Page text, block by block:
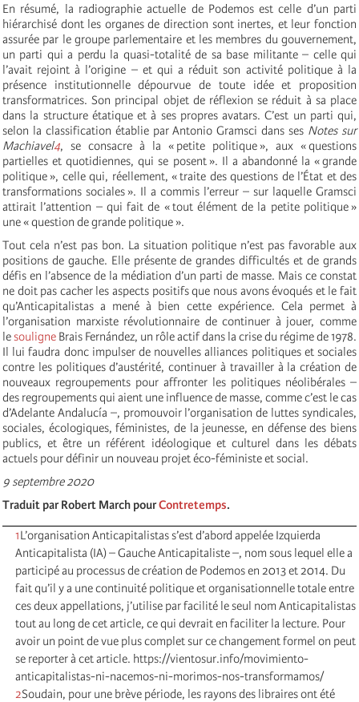
En résumé, la radiographie actuelle de Podemos est celle d’un parti
hiérarchisé dont les organes de direction sont inertes, et leur fonction
assurée par le groupe parlementaire et les membres du gouvernement,
un parti qui a perdu la quasi-totalité de sa base militante – celle qui
l’avait rejoint à l’origine – et qui a réduit son activité politique à la
présence institutionnelle dépourvue de toute idée et proposition
transformatrices. Son principal objet de réflexion se réduit à sa place
dans la structure étatique et à ses propres avatars. C’est un parti qui,
selon la classification établie par Antonio Gramsci dans ses Notes sur
Machiavel4, se consacre à la « petite politique », aux « questions
partielles et quotidiennes, qui se posent ». Il a abandonné la « grande
politique », celle qui, réellement, « traite des questions de l’État et des
transformations sociales ». Il a commis l’erreur – sur laquelle Gramsci
attirait l’attention – qui fait de « tout élément de la petite politique »
une « question de grande politique ».
Tout cela n’est pas bon. La situation politique n’est pas favorable aux
positions de gauche. Elle présente de grandes difficultés et de grands
défis en l’absence de la médiation d’un parti de masse. Mais ce constat
ne doit pas cacher les aspects positifs que nous avons évoqués et le fait
qu’Anticapitalistas a mené à bien cette expérience. Cela permet à
l’organisation marxiste révolutionnaire de continuer à jouer, comme
lesouligne Brais Fernández, un rôle actif dans la crise du régime de 1978.
Il lui faudra donc impulser de nouvelles alliances politiques et sociales
contre les politiques d’austérité, continuer à travailler à la création de
nouveaux regroupements pour affronter les politiques néolibérales –
des regroupements qui aient une influence de masse, comme c’est le cas
d’Adelante Andalucía –, promouvoir l’organisation de luttes syndicales,
sociales, écologiques, féministes, de la jeunesse, en défense des biens
publics, et être un référent idéologique et culturel dans les débats
actuels pour définir un nouveau projet éco-féministe et social.
9 septembre 2020
Traduit par Robert March pourContretemps.
1L’organisation Anticapitalistas s’est d’abord appelée Izquierda
Anticapitalista (IA) – Gauche Anticapitaliste –, nom sous lequel elle a
participé au processus de création de Podemos en 2013 et 2014. Du
fait qu’il y a une continuité politique et organisationnelle totale entre
ces deux appellations, j’utilise par facilité le seul nom Anticapitalistas
tout au long de cet article, ce qui devrait en faciliter la lecture. Pour
avoir un point de vue plus complet sur ce changement formel on peut
se reporter à cet article. https://vientosur.info/movimiento-
anticapitalistas-ni-nacemos-ni-morimos-nos-transformamos/
2Soudain, pour une brève période, les rayons des libraires ont été